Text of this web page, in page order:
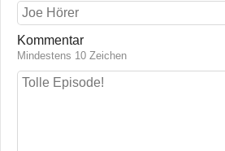
Kommentar
Mindestens 10 Zeichen